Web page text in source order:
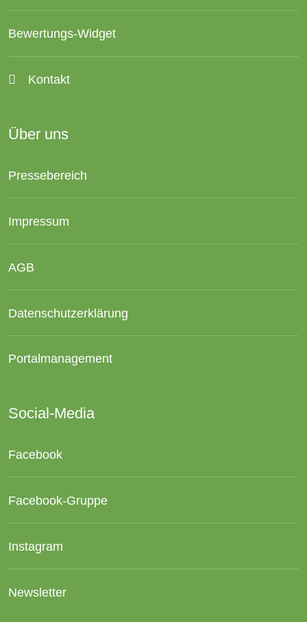
Bewertungs-Widget
Kontakt
Über uns
Pressebereich
Impressum
AGB
Datenschutzerklärung
Portalmanagement
Social-Media
Facebook
Facebook-Gruppe
Instagram
Newsletter